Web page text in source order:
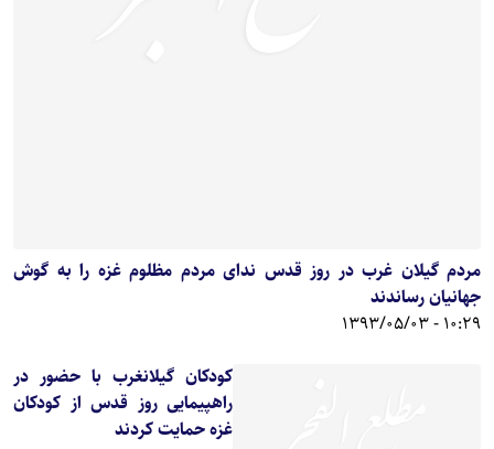
مردم گیلان غرب در روز قدس ندای مردم مظلوم غزه را به گوش
جهانیان رساندند
10:29 - 1393/05/03
کودکان گیلانغرب با حضور در
راهپیمایی روز قدس از کودکان
غزه حمایت کردند